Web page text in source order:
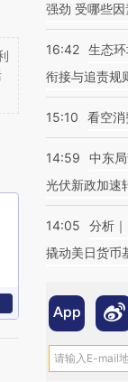
强劲 受哪些因
16:42 生态
衔接与追责规
15:10 看空消
14:59
中东
光伏新政加速
14:05
分析
撬动美日货币